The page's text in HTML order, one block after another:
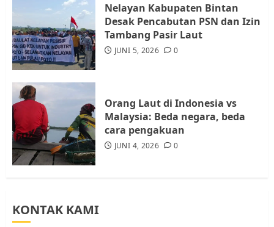
5
Warga Rempang Ajukan
Audiensi dengan Wali Kota
Batam, Soroti Aktivitas yang
Resahkan Warga
Nelayan Kabupaten Bintan
Desak Pencabutan PSN dan Izin
Tambang Pasir Laut
JUNI 5, 2026 0
Orang Laut di Indonesia vs
Malaysia: Beda negara, beda
cara pengakuan
JUNI 4, 2026 0
KONTAK KAMI